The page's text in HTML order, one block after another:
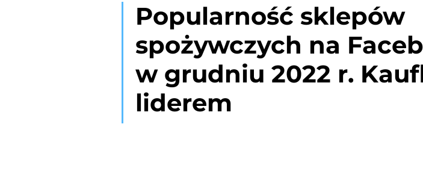
Popularność sklepów
spożywczych na
w grudniu 2022 r.
liderem